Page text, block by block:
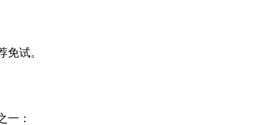
试。
一：